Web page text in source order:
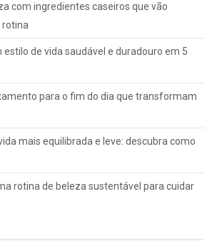
com ingredientes caseiros que vão
de vida saudável e duradouro em 5
para o fim do dia que transformam
mais equilibrada e leve: descubra como
rotina de beleza sustentável para cuidar